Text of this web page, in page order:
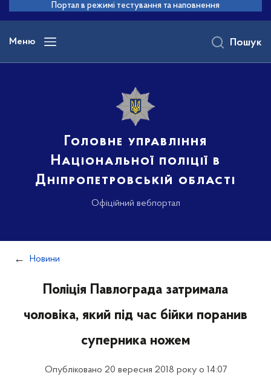
основного
вмісту
Портал в режимі тестування та наповнення
Меню
Головне управління
Національної поліції в
Дніпропетровській області
Офіційний вебпортал
Пошук
Новини
Поліція Павлограда затримала
чоловіка, який під час бійки поранив
суперника ножем
Опубліковано 20 вересня 2018 року о 14:07